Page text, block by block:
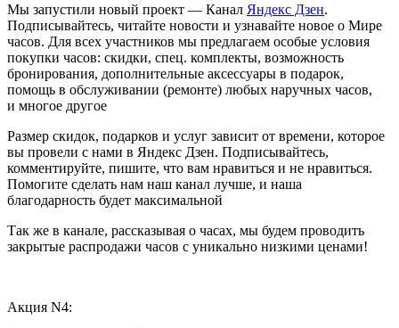
Мы запустили новый проект — Канал Яндекс Дзен.
Подписывайтесь, читайте новости и узнавайте новое о Мире
часов. Для всех участников мы предлагаем особые условия
покупки часов: скидки, спец. комплекты, возможность
бронирования, дополнительные аксессуары в подарок,
помощь в обслуживании (ремонте) любых наручных часов,
и многое другое
Размер скидок, подарков и услуг зависит от времени, которое
вы провели с нами в Яндекс Дзен. Подписывайтесь,
комментируйте, пишите, что вам нравиться и не нравиться.
Помогите сделать нам наш канал лучше, и наша
благодарность будет максимальной
Так же в канале, рассказывая о часах, мы будем проводить
закрытые распродажи часов с уникально низкими ценами!
Акция N4: